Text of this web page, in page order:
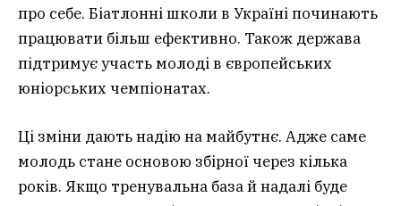
про себе. Біатлонні школи в Україні починають
працювати більш ефективно. Також держава
підтримує участь молоді в європейських
юніорських чемпіонатах.
Ці зміни дають надію на майбутнє. Адже саме
молодь стане основою збірної через кілька
років. Якщо тренувальна база й надалі буде